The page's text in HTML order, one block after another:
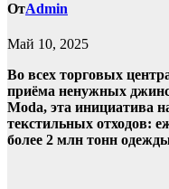
ОтAdmin
Май 10, 2025
Во всех торговых
приёма ненужных
Moda, эта инициатива
текстильных отходов:
более 2 млн тонн